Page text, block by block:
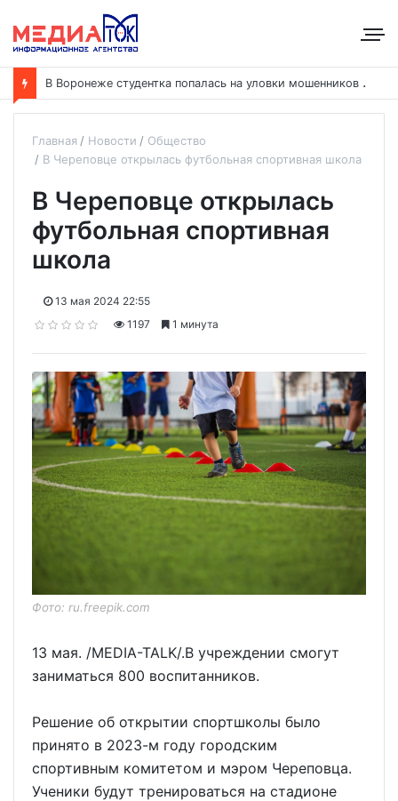
ВВоронеже студентка попалась на уловки мошенников и передала им 5,7 миллиона рублей
Главная Новости
Общество
В Череповце открылась футбольная спортивная школа
В Череповце открылась
футбольная спортивная
школа
13 мая 2024 22:55
1197
1 минута
Фото: ru.freepik.com
13 мая. /MEDIA-TALK/.В учреждении смогут
заниматься 800 воспитанников.
Решение об открытии спортшколы было
принято в 2023-м году городским
спортивным комитетом и мэром Череповца.
Ученики будут тренироваться на стадионе